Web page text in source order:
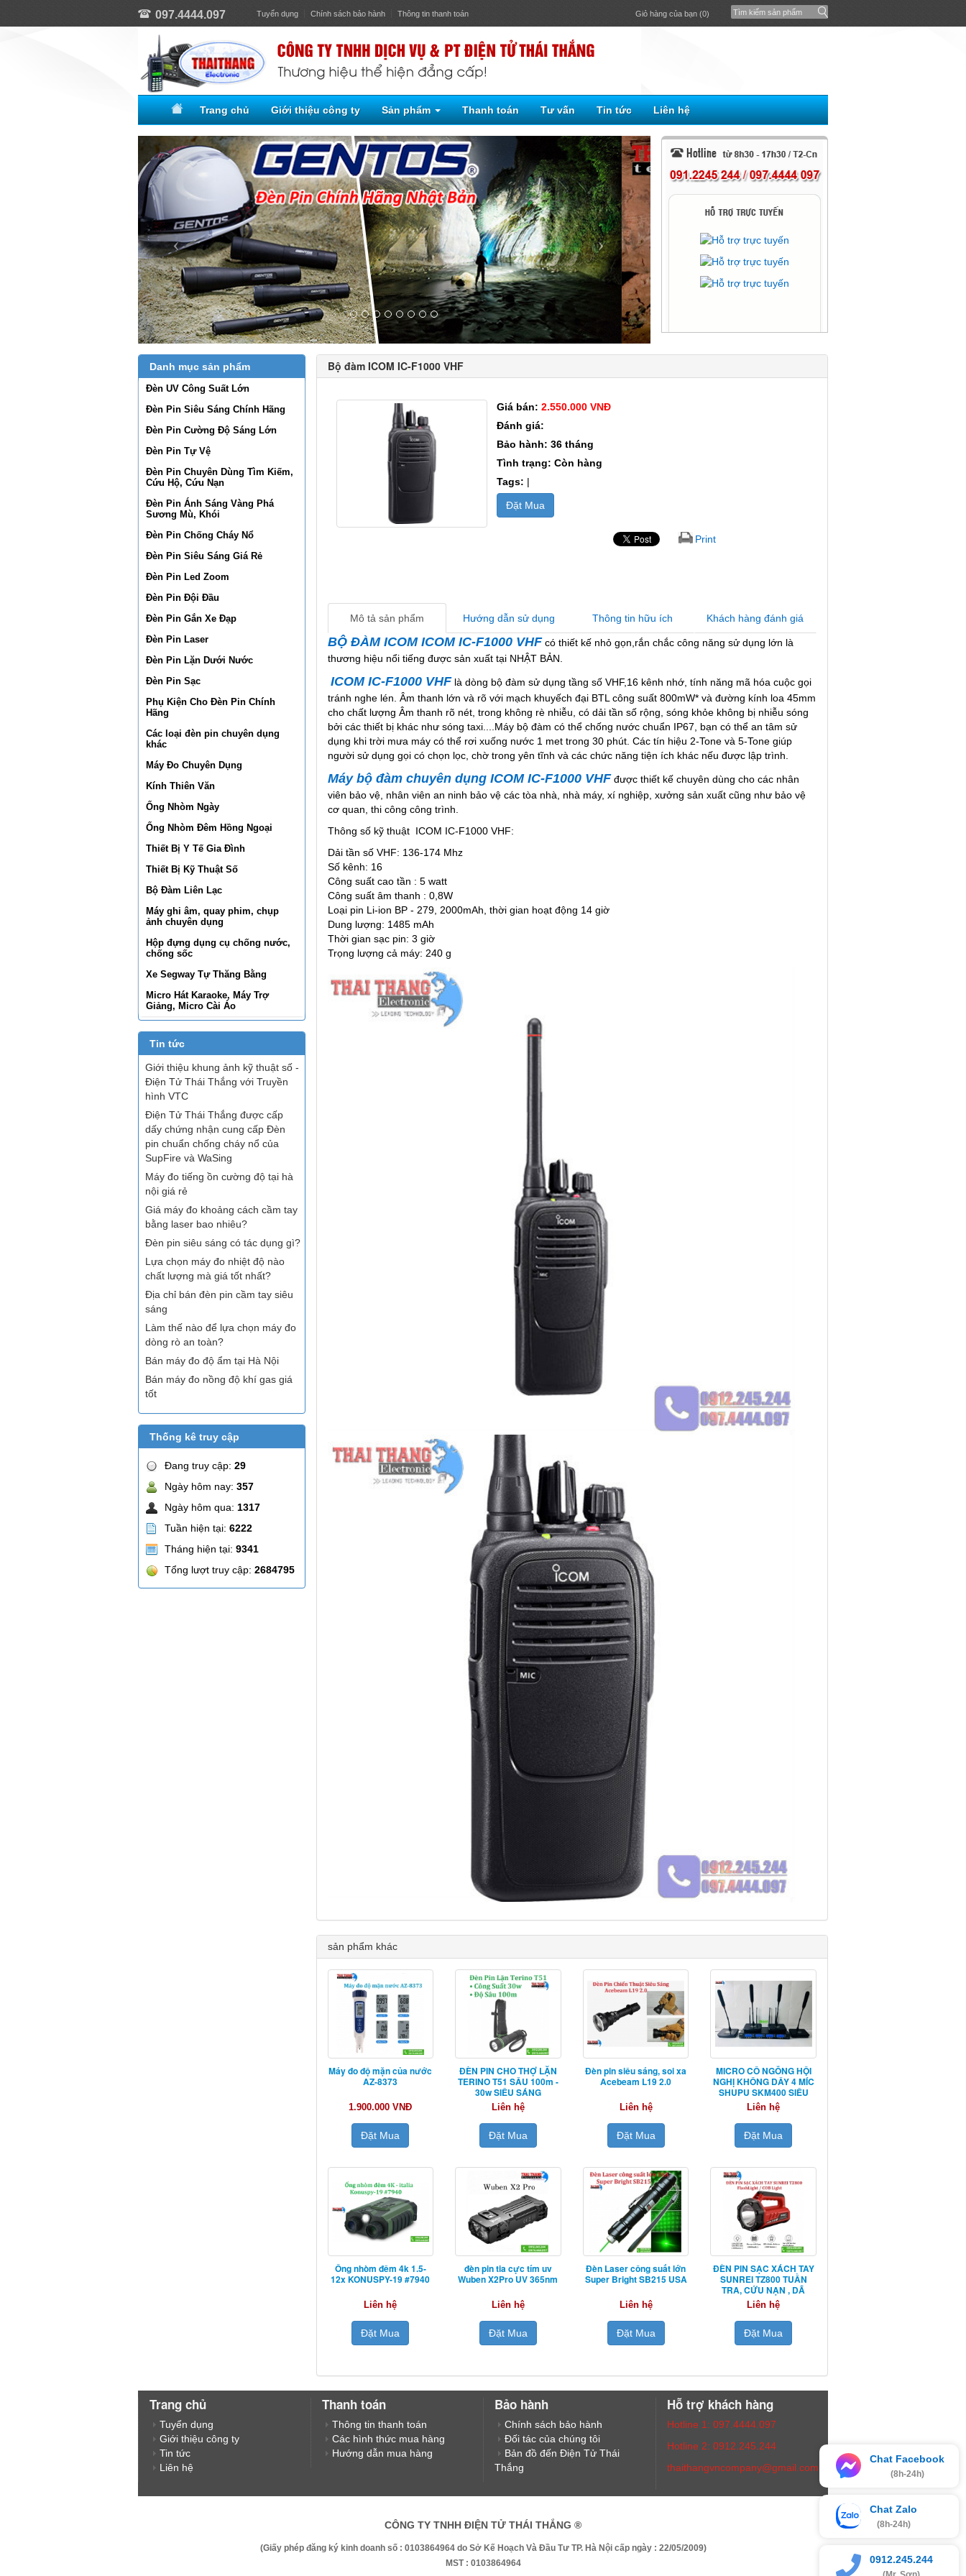
097.4444.097 Tuyển dụng Chính sách bảo hành Thông tin thanh toán Giỏ hàng của bạn (0)
Trang chủ Giới thiệu công ty Sản phẩm Thanh toán Tư vấn Tin tức Liên hệ
Danh mục sản phẩm
Đèn UV Công Suất Lớn
Đèn Pin Siêu Sáng Chính Hãng
Đèn Pin Cường Độ Sáng Lớn
Đèn Pin Tự Vệ
Đèn Pin Chuyên Dùng Tìm Kiếm,
Cứu Hộ, Cứu Nạn
Đèn Pin Ánh Sáng Vàng Phá
Sương Mù, Khói
Đèn Pin Chống Cháy Nổ
Đèn Pin Siêu Sáng Giá Rẻ
Đèn Pin Led Zoom
Đèn Pin Đội Đầu
Đèn Pin Gắn Xe Đạp
Đèn Pin Laser
Đèn Pin Lặn Dưới Nước
Đèn Pin Sạc
Phụ Kiện Cho Đèn Pin Chính
Hãng
Các loại đèn pin chuyên dụng
khác
Máy Đo Chuyên Dụng
Kính Thiên Văn
Ống Nhòm Ngày
Ống Nhòm Đêm Hồng Ngoại
Thiết Bị Y Tế Gia Đình
Thiết Bị Kỹ Thuật Số
Bộ Đàm Liên Lạc
Máy ghi âm, quay phim, chụp
ảnh chuyên dụng
Hộp đựng dụng cụ chống nước,
chống sốc
Xe Segway Tự Thăng Bằng
Micro Hát Karaoke, Máy Trợ
Giảng, Micro Cài Áo
Tin tức
Giới thiệu khung ảnh kỹ thuật số -
Điện Tử Thái Thắng với Truyền
hình VTC
Điện Tử Thái Thắng được cấp
dấy chứng nhận cung cấp Đèn
pin chuẩn chống cháy nổ của
SupFire và WaSing
Máy đo tiếng ồn cường độ tại hà
nội giá rẻ
Giá máy đo khoảng cách cầm tay
bằng laser bao nhiêu?
Đèn pin siêu sáng có tác dụng gì?
Lựa chọn máy đo nhiệt độ nào
chất lượng mà giá tốt nhất?
Địa chỉ bán đèn pin cầm tay siêu
sáng
Làm thế nào để lựa chọn máy đo
dòng rò an toàn?
Bán máy đo độ ẩm tại Hà Nội
Bán máy đo nồng độ khí gas giá
tốt
Thống kê truy cập
Đang truy cập: 29
Ngày hôm nay: 357
Ngày hôm qua: 1317
Tuần hiện tại: 6222
Tháng hiện tại: 9341
Tổng lượt truy cập: 2684795
Bộ đàm ICOM IC-F1000 VHF
Giá bán: 2.550.000 VNĐ
Đánh giá:
Bảo hành: 36 tháng
Tình trạng: Còn hàng
Tags: |
Đặt Mua
Print
Mô tả sản phẩm Hướng dẫn sử dụng Thông tin hữu ích Khách hàng đánh giá
BỘ ĐÀM ICOM ICOM IC-F1000 VHFcó thiết kế nhỏ gọn,rắn chắc công năng sử dụng lớn là
thương hiệu nổi tiếng được sản xuất tại NHẬT BẢN.
ICOM IC-F1000 VHF là dòng bộ đàm sử dụng tầng số VHF,16 kênh nhớ, tính năng mã hóa cuộc gọi
tránh nghe lén. Âm thanh lớn và rõ với mạch khuyếch đại BTL công suất 800mW* và đường kính loa 45mm
cho chất lượng Âm thanh rõ nét, trong không rè nhiễu, có dải tần số rộng, sóng khỏe không bị nhiễu sóng
bởi các thiết bị khác như sóng taxi....Máy bộ đàm có thể chống nước chuẩn IP67, bạn có thể an tâm sử
dụng khi trời mưa máy có thể rơi xuống nước 1 met trong 30 phút. Các tín hiệu 2-Tone và 5-Tone giúp
người sử dụng gọi có chọn lọc, chờ trong yên tĩnh và các chức năng tiện ích khác nếu được lập trình.
Máy bộ đàm chuyên dụng ICOM IC-F1000 VHF được thiết kế chuyên dùng cho các nhân
viên bảo vệ, nhân viên an ninh bảo vệ các tòa nhà, nhà máy, xí nghiệp, xưởng sản xuất cũng như bảo vệ
cơ quan, thi công công trình.
Thông số kỹ thuật ICOM IC-F1000 VHF:
Dải tần số VHF: 136-174 Mhz
Số kênh: 16
Công suất cao tần : 5 watt
Công suất âm thanh : 0,8W
Loại pin Li-ion BP - 279, 2000mAh, thời gian hoạt động 14 giờ
Dung lượng: 1485 mAh
Thời gian sạc pin: 3 giờ
Trọng lượng cả máy: 240 g
sản phẩm khác
Máy đo độ mặn của nước
AZ-8373
1.900.000 VNĐ
Đặt Mua
ĐÈN PIN CHO THỢ LẶN
TERINO T51 SÂU 100m -
30w SIÊU SÁNG
Liên hệ
Đặt Mua
Đèn pin siêu sáng, soi xa
Acebeam L19 2.0
Liên hệ
Đặt Mua
MICRO CỔ NGỖNG HỘI
NGHỊ KHÔNG DÂY 4 MÍC
SHUPU SKM400 SIÊU
NHẠY
Liên hệ
Đặt Mua
Ống nhòm đêm 4k 1.5-
12x KONUSPY-19 #7940
Liên hệ
Đặt Mua
đèn pin tia cực tím uv
Wuben X2Pro UV 365nm
Liên hệ
Đặt Mua
Đèn Laser công suất lớn
Super Bright SB215 USA
Liên hệ
Đặt Mua
ĐÈN PIN SẠC XÁCH TAY
SUNREI TZ800 TUẦN
TRA, CỨU NẠN , DÃ
NGOẠI
Liên hệ
Đặt Mua
Trang chủ
Tuyển dụng
Giới thiệu công ty
Tin tức
Liên hệ
Thanh toán
Thông tin thanh toán
Các hình thức mua hàng
Hướng dẫn mua hàng
Bảo hành
Chính sách bảo hành
Đối tác của chúng tôi
Bản đồ đến Điện Tử Thái
Thắng
Hỗ trợ khách hàng
Hotline 1: 097.4444.097
Hotline 2: 0912.245.244
thaithangvncompany@gmail.com
CÔNG TY TNHH ĐIỆN TỬ THÁI THẮNG ®
(Giấy phép đăng ký kinh doanh số : 0103864964 do Sở Kế Hoạch Và Đầu Tư TP. Hà Nội cấp ngày : 22/05/2009)
MST : 0103864964
Chat Facebook
(8h-24h)
Chat Zalo
(8h-24h)
0912.245.244